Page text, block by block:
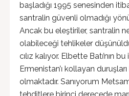
başladığı 1995 senesinden
santralin güvenli olmadığı
Ancak bu eleştiriler, santralin
olabileceği tehlikeler
cılız kalıyor. Elbette Batı’nın
Ermenistan’ı kollayan
olmaktadır. Sanıyorum